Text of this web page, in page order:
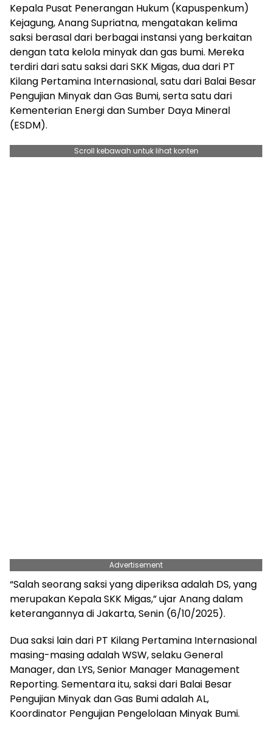
Kepala Pusat Penerangan Hukum (Kapuspenkum)
Kejagung, Anang Supriatna, mengatakan kelima
saksi berasal dari berbagai instansi yang berkaitan
dengan tata kelola minyak dan gas bumi. Mereka
terdiri dari satu saksi dari SKK Migas, dua dari PT
Kilang Pertamina Internasional, satu dari Balai Besar
Pengujian Minyak dan Gas Bumi, serta satu dari
Kementerian Energi dan Sumber Daya Mineral
(ESDM).
Scroll kebawah untuk lihat konten
Advertisement
“Salah seorang saksi yang diperiksa adalah DS, yang
merupakan Kepala SKK Migas,” ujar Anang dalam
keterangannya di Jakarta, Senin (6/10/2025).
Dua saksi lain dari PT Kilang Pertamina Internasional
masing-masing adalah WSW, selaku General
Manager, dan LYS, Senior Manager Management
Reporting. Sementara itu, saksi dari Balai Besar
Pengujian Minyak dan Gas Bumi adalah AL,
Koordinator Pengujian Pengelolaan Minyak Bumi.